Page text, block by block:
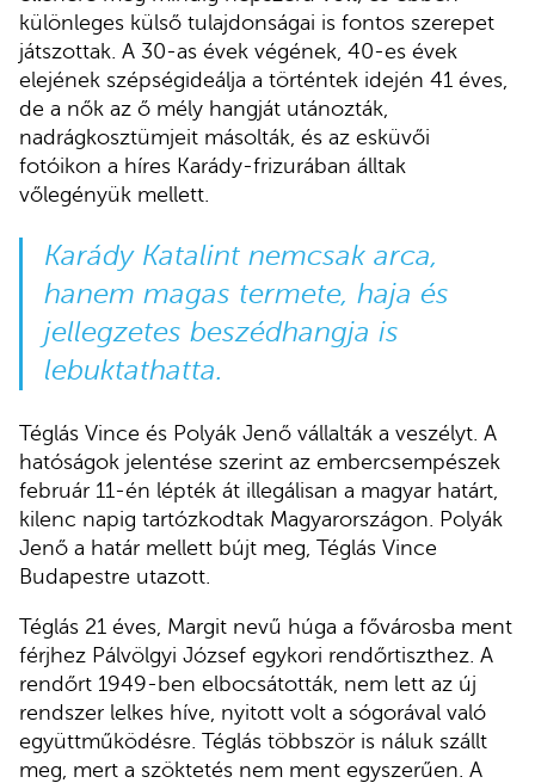
különleges külső tulajdonságai is fontos szerepet
játszottak. A 30-as évek végének, 40-es évek
elejének szépségideálja a történtek idején 41 éves,
de a nők az ő mély hangját utánozták,
nadrágkosztümjeit másolták, és az esküvői
fotóikon a híres Karády-frizurában álltak
vőlegényük mellett.
Karády Katalint nemcsak arca,
hanem magas termete, haja és
jellegzetes beszédhangja is
lebuktathatta.
Téglás Vince és Polyák Jenő vállalták a veszélyt. A
hatóságok jelentése szerint az embercsempészek
február 11-én lépték át illegálisan a magyar határt,
kilenc napig tartózkodtak Magyarországon. Polyák
Jenő a határ mellett bújt meg, Téglás Vince
Budapestre utazott.
Téglás 21 éves, Margit nevű húga a fővárosba ment
férjhez Pálvölgyi József egykori rendőrtiszthez. A
rendőrt 1949-ben elbocsátották, nem lett az új
rendszer lelkes híve, nyitott volt a sógorával való
együttműködésre. Téglás többször is náluk szállt
meg, mert a szöktetés nem ment egyszerűen. A